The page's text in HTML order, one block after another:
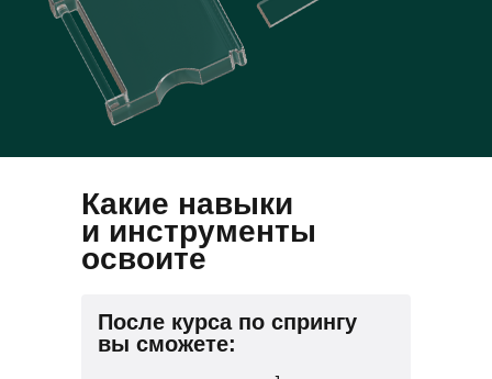
После курса по спрингу
вы сможете:
Какие навыки
и инструменты
освоите